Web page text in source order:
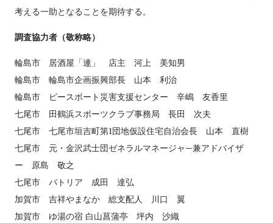
考える一助となることを期待する。
調査協力者（敬称略）
輪島市 居酒屋「連」 店主 河上 美知男
輪島市 輪島市企画振興部長 山本 利治
輪島市 ピースボート災害支援センター 辛嶋 友香里
七尾市 田鶴浜スポーツクラブ事務局 長田 次夫
七尾市 七尾市垣吉町第1団地仮設住宅自治会長 山本 直樹
七尾市 元・金沢武士団ゼネラルマネージャ—兼アドバイザ
ー 原島 敬之
七尾市 パトリア 成田 達弘
加賀市 吉祥やまなか 総支配人 川口 翼
加賀市 ゆ湯の宿 白山菖蒲亭 坪内 沙織